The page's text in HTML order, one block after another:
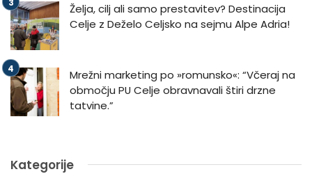
Želja, cilj ali samo prestavitev? Destinacija
Celje z Deželo Celjsko na sejmu Alpe Adria!
Mrežni marketing po »romunsko«: “Včeraj na
območju PU Celje obravnavali štiri drzne
tatvine.”
Kategorije